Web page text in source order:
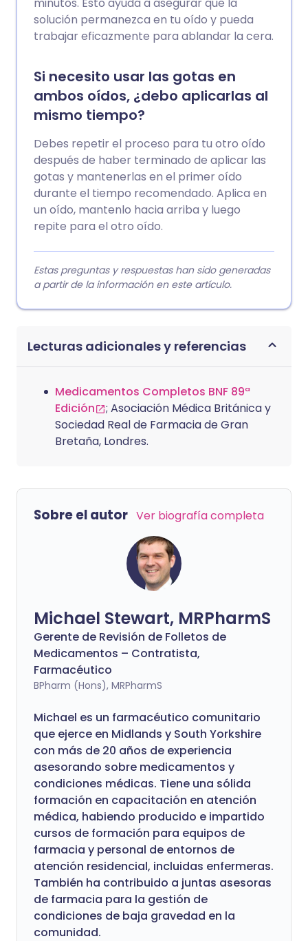
solución permanezca en tu oído y pueda
trabajar eficazmente para ablandar la cera.
Si necesito usar las gotas en
ambos oídos, ¿debo aplicarlas al
mismo tiempo?
Debes repetir el proceso para tu otro oído
después de haber terminado de aplicar las
gotas y mantenerlas en el primer oído
durante el tiempo recomendado. Aplica en
un oído, mantenlo hacia arriba y luego
repite para el otro oído.
Estas preguntas y respuestas han sido generadas
a partir de la información en este artículo.
Lecturas adicionales y referencias
Medicamentos Completos BNF 89ª
Edición
; Asociación Médica Británica y
Sociedad Real de Farmacia de Gran
Bretaña, Londres.
Sobre el autor Ver biografía completa
Michael Stewart, MRPharmS
Gerente de Revisión de Folletos de
Medicamentos – Contratista,
Farmacéutico
BPharm (Hons), MRPharmS
Michael es un farmacéutico comunitario
que ejerce en Midlands y South Yorkshire
con más de 20 años de experiencia
asesorando sobre medicamentos y
condiciones médicas. Tiene una sólida
formación en capacitación en atención
médica, habiendo producido e impartido
cursos de formación para equipos de
farmacia y personal de entornos de
atención residencial, incluidas enfermeras.
También ha contribuido a juntas asesoras
de farmacia para la gestión de
condiciones de baja gravedad en la
comunidad.